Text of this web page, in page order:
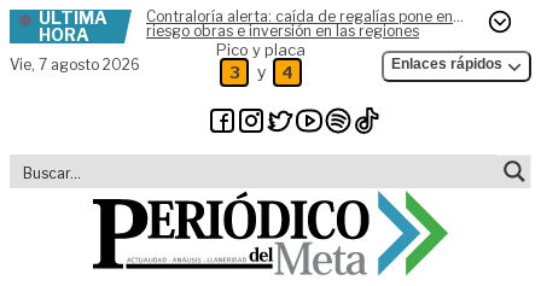
Skip to content
ÚLTIMA
HORA
Contraloría alerta: caída de regalías pone en
riesgo obras e inversión en las regiones
Vie, 7 agosto 2026
Pico y placa
3 y 4 Enlaces rápidos